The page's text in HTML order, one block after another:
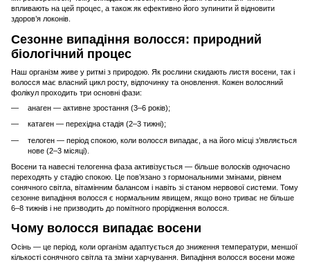
впливають на цей процес, а також як ефективно його зупинити й відновити
здоров’я локонів.
Сезонне випадіння волосся: природний
біологічний процес
Наш організм живе у ритмі з природою. Як рослини скидають листя восени, так і
волосся має власний цикл росту, відпочинку та оновлення. Кожен волосяний
фолікул проходить три основні фази:
анаген — активне зростання (3–6 років);
катаген — перехідна стадія (2–3 тижні);
телоген — період спокою, коли волосся випадає, а на його місці з’являється
нове (2–3 місяці).
Восени та навесні телогенна фаза активізується — більше волосків одночасно
переходять у стадію спокою. Це пов’язано з гормональними змінами, рівнем
сонячного світла, вітамінним балансом і навіть зі станом нервової системи. Тому
сезонне випадіння волосся є нормальним явищем, якщо воно триває не більше
6–8 тижнів і не призводить до помітного прорідження волосся.
Чому волосся випадає восени
Осінь — це період, коли організм адаптується до зниження температури, меншої
кількості сонячного світла та зміни харчування. Випадіння волосся восени може